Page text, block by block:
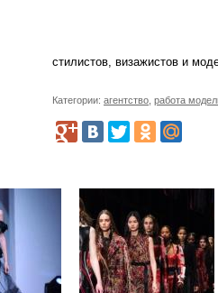
стилистов, визажистов и
Категории: агентство работа